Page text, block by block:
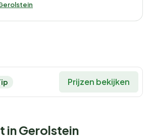
Prijzen bekijken
in Gerolstein